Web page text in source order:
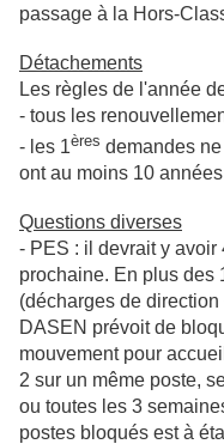
passage à la Hors-
Détachements
Les règles de l'année
- tous les
- les 1ères demandes
ont au moins 10
Questions diverses
- PES : il devrait y
prochaine. En plus des
(décharges de
DASEN prévoit de
mouvement pour
2 sur un même poste,
ou toutes les 3
postes bloqués est à